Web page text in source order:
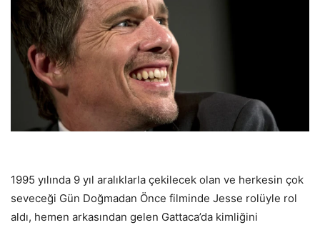
1995 yılında 9 yıl aralıklarla çekilecek olan ve herkesin çok
seveceği Gün Doğmadan Önce filminde Jesse rolüyle rol
aldı, hemen arkasından gelen Gattaca’da kimliğini